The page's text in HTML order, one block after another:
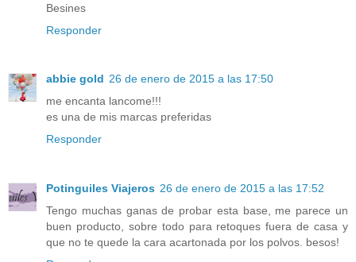
Besines
Responder
abbie gold 26 de enero de 2015 a las 17:50
me encanta lancome!!!
es una de mis marcas preferidas
Responder
Potinguiles Viajeros 26 de enero de 2015 a las 17:52
Tengo muchas ganas de probar esta base, me parece un
buen producto, sobre todo para retoques fuera de casa y
que no te quede la cara acartonada por los polvos. besos!